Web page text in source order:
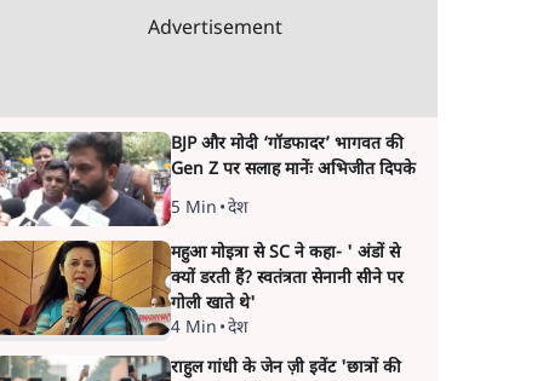
Advertisement
BJP और मोदी ‘गॉडफादर’ भागवत की
Gen Z पर सलाह मानेंः अभिजीत दिपके
5 Min •देश
महुआ मोइत्रा से SC ने कहा- ' अंडों से
क्यों डरती हैं? स्वतंत्रता सेनानी सीने पर
गोली खाते थे'
4 Min •देश
राहुल गांधी के जेन ज़ी इवेंट 'छात्रों की